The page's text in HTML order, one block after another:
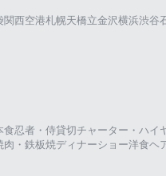
関西空港札幌天橋立金沢横浜渋谷
食忍者・侍貸切チャーター・ハイ
肉・鉄板焼ディナーショー洋食ヘ